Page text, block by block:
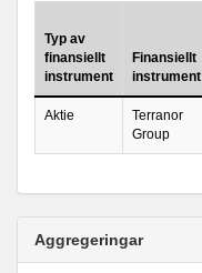
Typ av
finansiellt
instrument
Finansiellt
instrument
Aktie
Terranor
Group
Aggregeringar